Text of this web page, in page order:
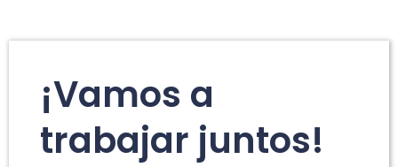
¡Vamos a
trabajar juntos!